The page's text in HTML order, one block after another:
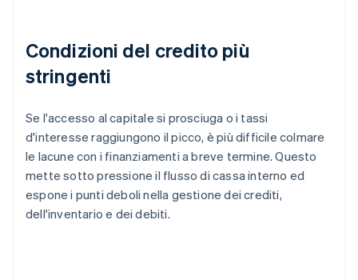
Condizioni del credito più
stringenti
Se l'accesso al capitale si prosciuga o i tassi
d'interesse raggiungono il picco, è più difficile colmare
le lacune con i finanziamenti a breve termine. Questo
mette sotto pressione il flusso di cassa interno ed
espone i punti deboli nella gestione dei crediti,
dell'inventario e dei debiti.